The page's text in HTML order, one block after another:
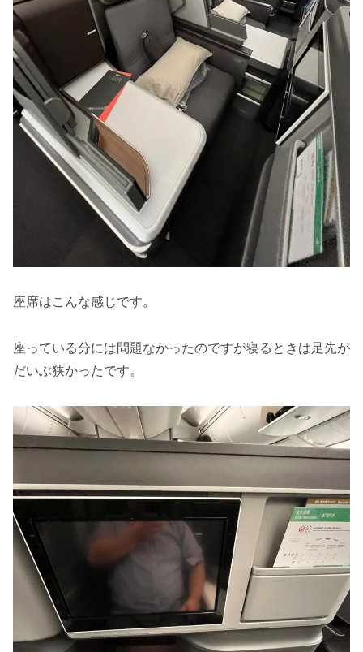
座席はこんな感じです。
座っている分には問題なかったのですが寝るときは足先が
だいぶ狭かったです。